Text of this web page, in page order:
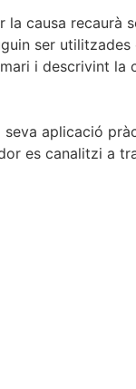
causa recaurà
ser
i descrivint
aplicació
es canalitzi a